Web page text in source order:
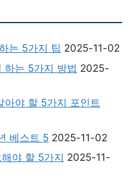
는 5가지 팁 2025-11-02
하는 5가지 방법 2025-
아야 할 5가지 포인트
베스트 5 2025-11-02
야 할 5가지 2025-11-